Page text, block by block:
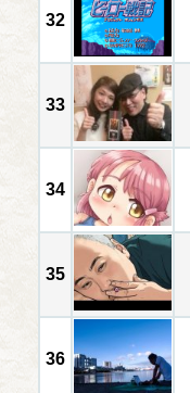
32
33
34
35
36